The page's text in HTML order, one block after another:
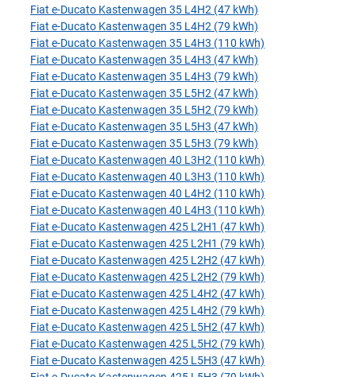
Fiat e-Ducato Kastenwagen 35 L4H2 (47 kWh)
Fiat e-Ducato Kastenwagen 35 L4H2 (79 kWh)
Fiat e-Ducato Kastenwagen 35 L4H3 (110 kWh)
Fiat e-Ducato Kastenwagen 35 L4H3 (47 kWh)
Fiat e-Ducato Kastenwagen 35 L4H3 (79 kWh)
Fiat e-Ducato Kastenwagen 35 L5H2 (47 kWh)
Fiat e-Ducato Kastenwagen 35 L5H2 (79 kWh)
Fiat e-Ducato Kastenwagen 35 L5H3 (47 kWh)
Fiat e-Ducato Kastenwagen 35 L5H3 (79 kWh)
Fiat e-Ducato Kastenwagen 40 L3H2 (110 kWh)
Fiat e-Ducato Kastenwagen 40 L3H3 (110 kWh)
Fiat e-Ducato Kastenwagen 40 L4H2 (110 kWh)
Fiat e-Ducato Kastenwagen 40 L4H3 (110 kWh)
Fiat e-Ducato Kastenwagen 425 L2H1 (47 kWh)
Fiat e-Ducato Kastenwagen 425 L2H1 (79 kWh)
Fiat e-Ducato Kastenwagen 425 L2H2 (47 kWh)
Fiat e-Ducato Kastenwagen 425 L2H2 (79 kWh)
Fiat e-Ducato Kastenwagen 425 L4H2 (47 kWh)
Fiat e-Ducato Kastenwagen 425 L4H2 (79 kWh)
Fiat e-Ducato Kastenwagen 425 L5H2 (47 kWh)
Fiat e-Ducato Kastenwagen 425 L5H2 (79 kWh)
Fiat e-Ducato Kastenwagen 425 L5H3 (47 kWh)